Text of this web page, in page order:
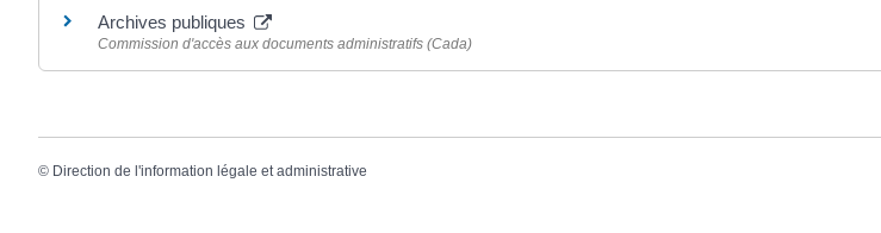
Archives publiques
Commission d'accès aux documents administratifs (Cada)
© Direction de l'information légale et administrative